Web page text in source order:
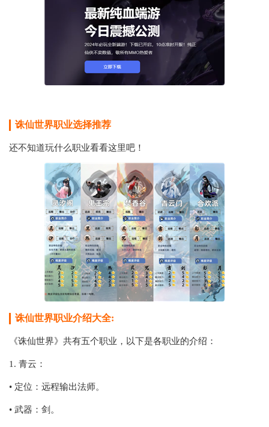
诛仙世界职业选择推荐
还不知道玩什么职业看看这里吧！
诛仙世界职业介绍大全:
《诛仙世界》共有五个职业，以下是各职业的介绍：
1. 青云：
• 定位：远程输出法师。
• 武器：剑。